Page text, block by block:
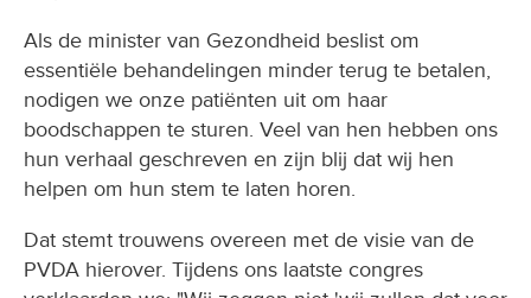
Als de minister van Gezondheid beslist om
essentiële behandelingen minder terug te betalen,
nodigen we onze patiënten uit om haar
boodschappen te sturen. Veel van hen hebben ons
hun verhaal geschreven en zijn blij dat wij hen
helpen om hun stem te laten horen.
Dat stemt trouwens overeen met de visie van de
PVDA hierover. Tijdens ons laatste congres